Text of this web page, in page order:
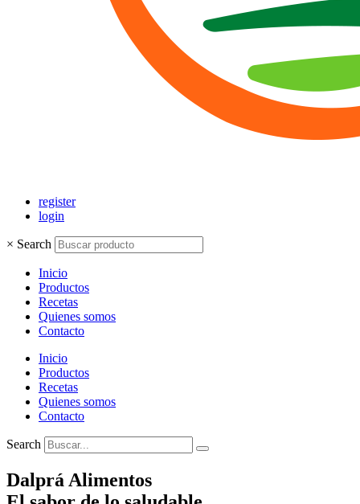
register
login
× Search
Inicio
Productos
Recetas
Quienes somos
Contacto
Inicio
Productos
Recetas
Quienes somos
Contacto
Search
Dalprá Alimentos